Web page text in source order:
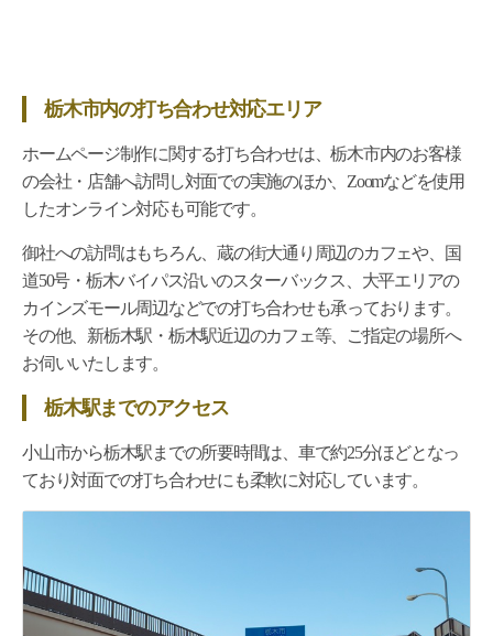
栃木市内の打ち合わせ対応エリア
ホームページ制作に関する打ち合わせは、栃木市内のお客様
の会社・店舗へ訪問し対面での実施のほか、Zoomなどを使用
したオンライン対応も可能です。
御社への訪問はもちろん、蔵の街大通り周辺のカフェや、国
道50号・栃木バイパス沿いのスターバックス、大平エリアの
カインズモール周辺などでの打ち合わせも承っております。
その他、新栃木駅・栃木駅近辺のカフェ等、ご指定の場所へ
お伺いいたします。
栃木駅までのアクセス
小山市から栃木駅までの所要時間は、車で約25分ほどとなっ
ており対面での打ち合わせにも柔軟に対応しています。